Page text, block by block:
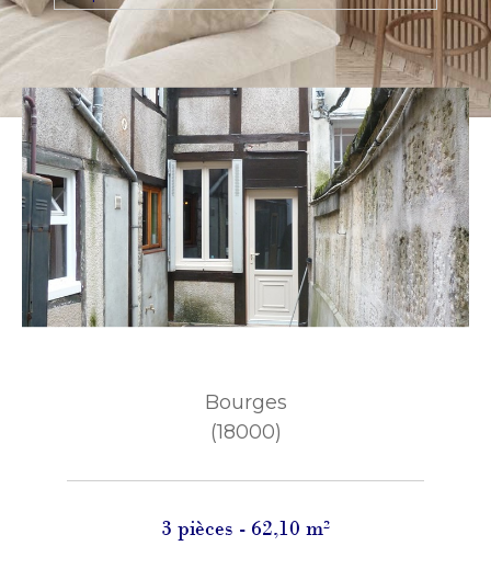
Bourges
(18000)
3 pièces - 62,10 m²
Ville
Budget
Budget
Surface
Surface
Pièces
Pièces
CRITÈRES
Parking